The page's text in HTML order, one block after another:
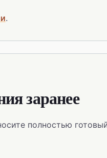
.
заранее
полностью